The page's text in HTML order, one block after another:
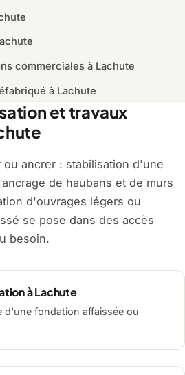
commerciales à Lachute
à Lachute
et travaux
ancrer : stabilisation d'une
de haubans et de murs
d'ouvrages légers ou
se pose dans des accès
besoin.
à Lachute
fondation affaissée ou